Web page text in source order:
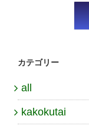
カテゴリー
all
kakokutai